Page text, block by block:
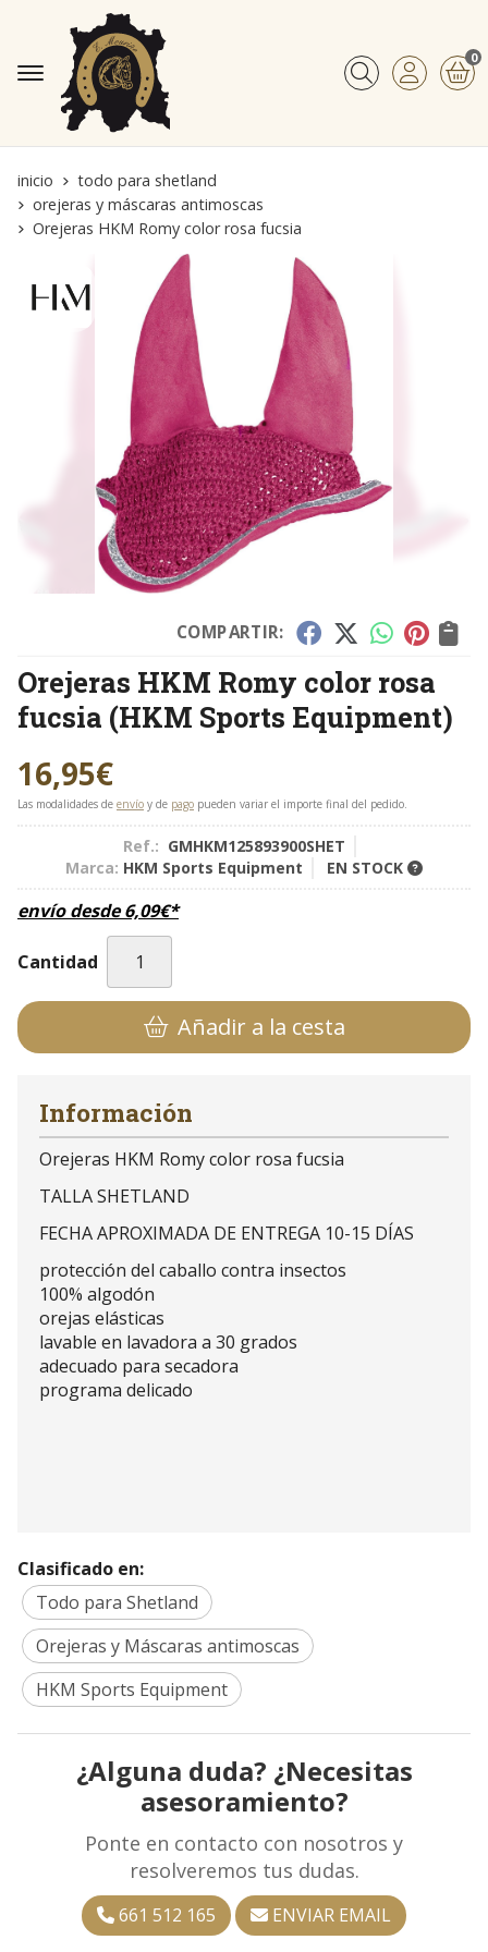
Buscar
0
inicio
todo para shetland
orejeras y máscaras antimoscas
Orejeras HKM Romy color rosa fucsia
COMPARTIR:
Orejeras HKM Romy color rosa
fucsia (HKM Sports Equipment)
16,95€
Las modalidades de envío y de pago pueden variar el importe final del pedido.
Ref.: GMHKM125893900SHET
Marca: HKM Sports Equipment EN STOCK
envío desde6,09€*
Cantidad
Añadir a la cesta
Información
Orejeras HKM Romy color rosa fucsia
TALLA SHETLAND
FECHA APROXIMADA DE ENTREGA 10-15 DÍAS
protección del caballo contra insectos
100% algodón
orejas elásticas
lavable en lavadora a 30 grados
adecuado para secadora
programa delicado
Clasificado en:
Todo para Shetland
Orejeras y Máscaras antimoscas
HKM Sports Equipment
¿Alguna duda? ¿Necesitas
asesoramiento?
Ponte en contacto con nosotros y
resolveremos tus dudas.
661 512 165 ENVIAR EMAIL